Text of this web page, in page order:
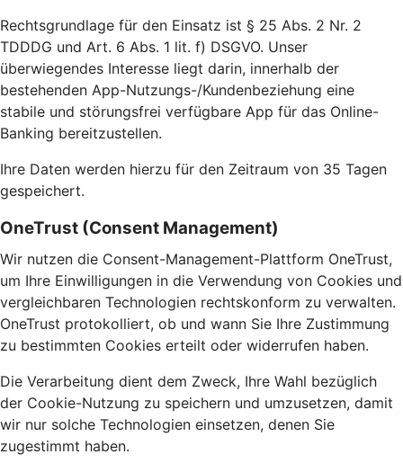
Rechtsgrundlage für den Einsatz ist § 25 Abs. 2 Nr. 2
TDDDG und Art. 6 Abs. 1 lit. f) DSGVO. Unser
überwiegendes Interesse liegt darin, innerhalb der
bestehenden App-Nutzungs-/Kundenbeziehung eine
stabile und störungsfrei verfügbare App für das Online-
Banking bereitzustellen.
Ihre Daten werden hierzu für den Zeitraum von 35 Tagen
gespeichert.
OneTrust (Consent Management)
Wir nutzen die Consent-Management-Plattform OneTrust,
um Ihre Einwilligungen in die Verwendung von Cookies und
vergleichbaren Technologien rechtskonform zu verwalten.
OneTrust protokolliert, ob und wann Sie Ihre Zustimmung
zu bestimmten Cookies erteilt oder widerrufen haben.
Die Verarbeitung dient dem Zweck, Ihre Wahl bezüglich
der Cookie-Nutzung zu speichern und umzusetzen, damit
wir nur solche Technologien einsetzen, denen Sie
zugestimmt haben.